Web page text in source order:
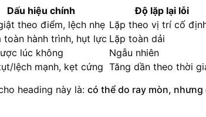
Dấu hiệu chính Độ lặp lại lỗi
theo điểm, lệch nhẹ Lặp theo vị trí cố
toàn hành trình, hụt lực Lặp toàn dải
lúc không Ngẫu nhiên
lệch mạnh, kẹt cứng Tăng dần theo thời
heading này là: có thể do ray mòn,